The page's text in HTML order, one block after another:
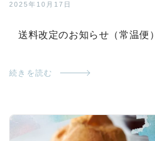
2025年10月17日
送料改定のお知らせ（常温便）
続きを読む